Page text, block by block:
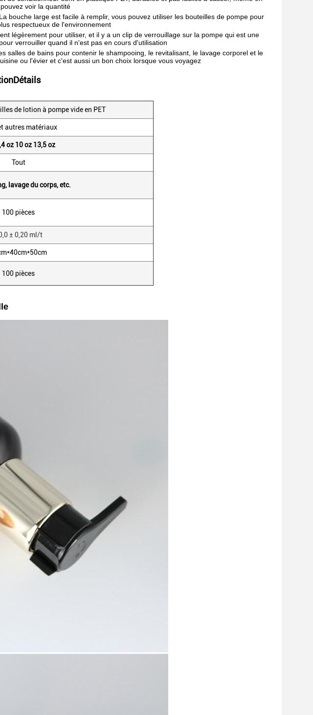
voir la quantité
bouche large est facile à remplir, vous pouvez utiliser les bouteilles de pompe pour
respectueux de l'environnement
légèrement pour utiliser, et il y a un clip de verrouillage sur la pompe qui est une
verrouiller quand il n'est pas en cours d'utilisation
salles de bains pour contenir le shampooing, le revitalisant, le lavage corporel et le
ou l'évier et c'est aussi un bon choix lorsque vous voyagez
Détails
de lotion à pompe vide en PET
autres matériaux
oz 10 oz 13,5 oz
Tout
lavage du corps, etc.
100 pièces
± 0,20 ml/t
100 pièces